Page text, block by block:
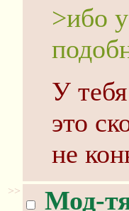
>ибо
У
это
не
>> Мод-